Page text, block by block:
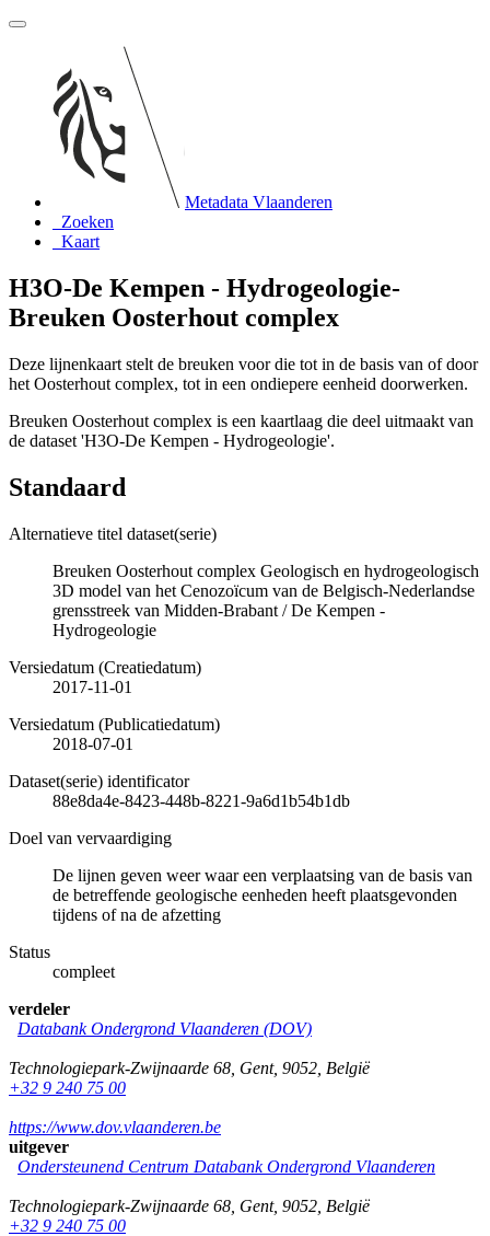
Metadata Vlaanderen
Zoeken
Kaart
H3O-De Kempen - Hydrogeologie-
Breuken Oosterhout complex
Deze lijnenkaart stelt de breuken voor die tot in de basis van of door
het Oosterhout complex, tot in een ondiepere eenheid doorwerken.
Breuken Oosterhout complex is een kaartlaag die deel uitmaakt van
de dataset 'H3O-De Kempen - Hydrogeologie'.
Standaard
Alternatieve titel dataset(serie)
Breuken Oosterhout complex Geologisch en hydrogeologisch
3D model van het Cenozoïcum van de Belgisch-Nederlandse
grensstreek van Midden-Brabant / De Kempen -
Hydrogeologie
Versiedatum (Creatiedatum)
2017-11-01
Versiedatum (Publicatiedatum)
2018-07-01
Dataset(serie) identificator
88e8da4e-8423-448b-8221-9a6d1b54b1db
Doel van vervaardiging
De lijnen geven weer waar een verplaatsing van de basis van
de betreffende geologische eenheden heeft plaatsgevonden
tijdens of na de afzetting
Status
compleet
verdeler
Databank Ondergrond Vlaanderen (DOV)
Technologiepark-Zwijnaarde 68 Gent, 9052 België
+32 9 240 75 00
https://www.dov.vlaanderen.be
uitgever
Ondersteunend Centrum Databank Ondergrond Vlaanderen
Technologiepark-Zwijnaarde 68 Gent, 9052 België
+32 9 240 75 00